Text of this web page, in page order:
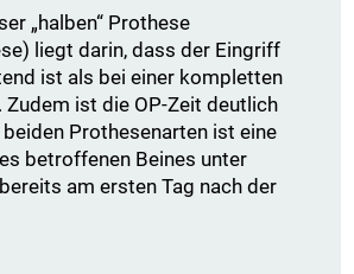
„halben“ Prothese
liegt darin, dass der Eingriff
ist als bei einer kompletten
Zudem ist die OP-Zeit deutlich
beiden Prothesenarten ist eine
betroffenen Beines unter
am ersten Tag nach der